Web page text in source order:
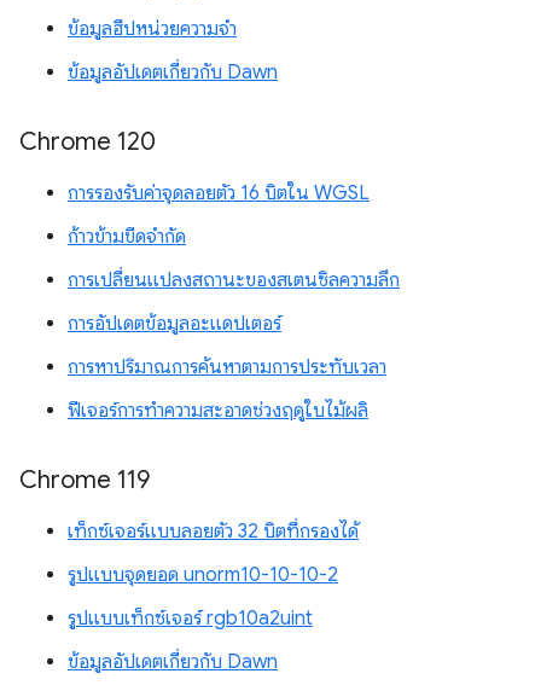
ข้อมูลฮีปหน่วยความจำ
ข้อมูลอัปเดตเกี่ยวกับ Dawn
Chrome 120
การรองรับค่าจุดลอยตัว 16 บิตใน WGSL
ก้าวข้ามขีดจำกัด
การเปลี่ยนแปลงสถานะของสเตนซิลความลึก
การอัปเดตข้อมูลอะแดปเตอร์
การหาปริมาณการค้นหาตามการประทับเวลา
ฟีเจอร์การทำความสะอาดช่วงฤดูใบไม้ผลิ
Chrome 119
เท็กซ์เจอร์แบบลอยตัว 32 บิตที่กรองได้
รูปแบบจุดยอด unorm10-10-10-2
รูปแบบเท็กซ์เจอร์ rgb10a2uint
ข้อมูลอัปเดตเกี่ยวกับ Dawn